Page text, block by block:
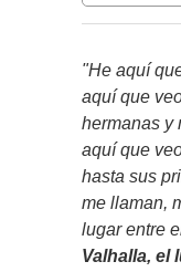
"He aquí
aquí que
hermanas y
aquí que
hasta sus
me llaman,
lugar entre
Valhalla, el